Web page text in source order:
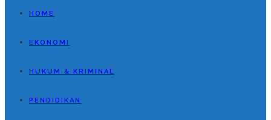
HOME
EKONOMI
HUKUM & KRIMINAL
PENDIDIKAN